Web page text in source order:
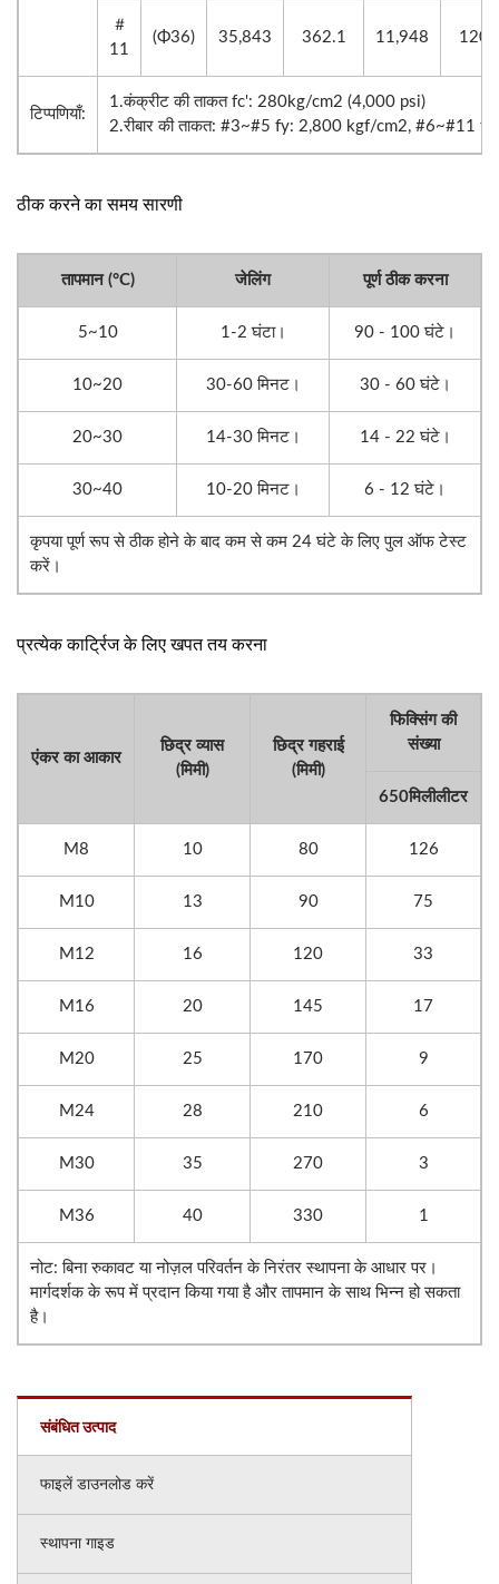
＃
11
(Φ36) 35,843 362.1 11,948
टिप्पणियाँ:
1.कंक्रीट की ताकत fc': 280kg/cm2 (4,000 psi)
2.रीबार की ताकत: #3~#5 fy: 2,800 kgf/cm2, #6~#11
ठीक करने का समय सारणी
तापमान (°C) जेलिंग पूर्ण ठीक करना
5~10 1-2 घंटा। 90 - 100 घंटे।
10~20 30-60 मिनट। 30 - 60 घंटे।
20~30 14-30 मिनट। 14 - 22 घंटे।
30~40 10-20 मिनट। 6 - 12 घंटे।
कृपया पूर्ण रूप से ठीक होने के बाद कम से कम 24 घंटे के लिए पुल ऑफ टेस्ट
करें।
प्रत्येक कार्ट्रिज के लिए खपत तय करना
एंकर का आकार
छिद्र व्यास
(मिमी)
छिद्र गहराई
(मिमी)
फिक्सिंग की
संख्या
650मिलीलीटर
M8 10 80 126
M10 13 90 75
M12 16 120 33
M16 20 145 17
M20 25 170 9
M24 28 210 6
M30 35 270 3
M36 40 330 1
नोट: बिना रुकावट या नोज़ल परिवर्तन के निरंतर स्थापना के आधार पर।
मार्गदर्शक के रूप में प्रदान किया गया है और तापमान के साथ भिन्न हो सकता
है।
संबंधित उत्पाद
फाइलें डाउनलोड करें
स्थापना गाइड